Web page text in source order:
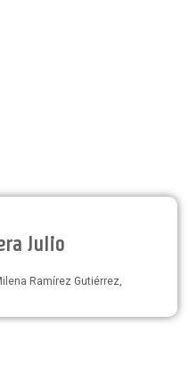
Julio
Ramírez Gutiérrez,